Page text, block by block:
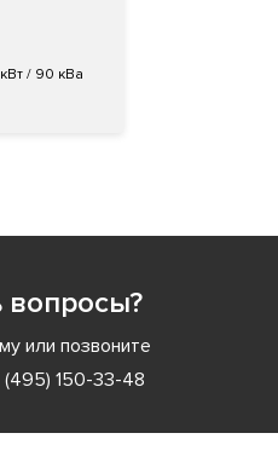
/ 90 кВа
вопросы?
или позвоните
(495) 150-33-48